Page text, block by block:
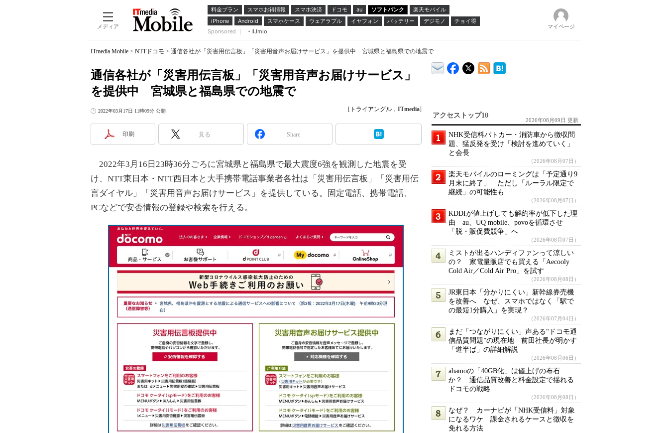
メディア
料金プラン スマホお得情報 スマホ決済 ドコモ au ソフトバンク
楽天モバイル
iPhone
Android スマホケース ウェアラブル イヤフォン バッテリー デジモノ
チョイ得
Sponsored ｜
IIJmio
マイページ
ITmedia Mobile > NTTドコモ > 通信各社が「災害用伝言板」「災害用音声お届けサービス」を提供中 宮城県と福島県での地震で
通信各社が「災害用伝言板」「災害用音声お届けサービス」
を提供中 宮城県と福島県での地震で
2022年03月17日 11時09分 公開 [ トライアングル ， ITmedia]
印刷 見る Share
2022年3月16日23時36分ごろに宮城県と福島県で最大震度6強を観測した地震を受
け、NTT東日本・NTT西日本と大手携帯電話事業者各社は「災害用伝言板」「災害用伝
言ダイヤル」「災害用音声お届けサービス」を提供している。固定電話、携帯電話、
PCなどで安否情報の登録や検索を行える。
アクセストップ10
2026年08月09日 更新
NHK受信料パトカー・消防車から徴収問
題、猛反発を受け「検討を進めていく」
と会長
（2026年08月07日）
楽天モバイルのローミングは「予定通り9
月末に終了」 ただし「ルーラル限定で
継続」の可能性も
（2026年08月07日）
KDDIが値上げしても解約率が低下した理
由 au、UQ mobile、povoを循環させ
「脱・販促費競争」へ
（2026年08月07日）
ミストが出るハンディファンって涼しい
の？ 家電量販店でも買える「Aecooly
Cold Air／Cold Air Pro」を試す
（2026年08月08日）
JR東日本「分かりにくい」新幹線券売機
を改善へ なぜ、スマホではなく「駅で
の最短1分購入」を実現？
（2026年07月04日）
まだ「つながりにくい」声ある“ドコモ通
信品質問題”の現在地 前田社長が明かす
「道半ば」の詳細解説
（2026年08月06日）
ahamoの「40GB化」は値上げの布石
か？ 通信品質改善と料金設定で揺れる
ドコモの戦略
（2026年08月08日）
なぜ？ カーナビが「NHK受信料」対象
になるワケ 課金されるケースと徴収を
免れる方法